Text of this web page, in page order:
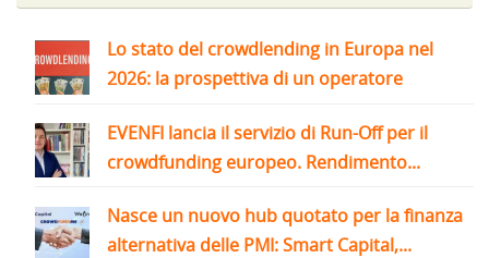
Lo stato del crowdlending in Europa nel
2026: la prospettiva di un operatore
EVENFI lancia il servizio di Run-Off per il
crowdfunding europeo. Rendimento...
Nasce un nuovo hub quotato per la finanza
alternativa delle PMI: Smart Capital,...